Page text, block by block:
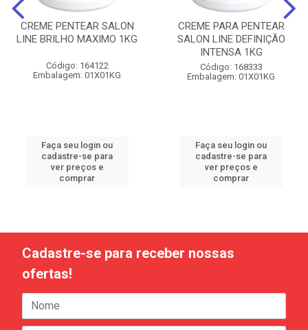
CREME PENTEAR SALON
LINE BRILHO MAXIMO 1KG
Código: 164122
Embalagem: 01X01KG
Faça seu login ou
cadastre-se para
ver preços e
comprar
CREME PARA PENTEAR
SALON LINE DEFINIÇÃO
INTENSA 1KG
Código: 168333
Embalagem: 01X01KG
Faça seu login ou
cadastre-se para
ver preços e
comprar
Cadastre-se para receber nossas
ofertas!